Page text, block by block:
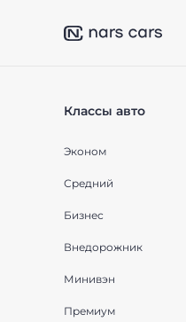
Классы авто
Эконом
Средний
Бизнес
Внедорожник
Минивэн
Премиум